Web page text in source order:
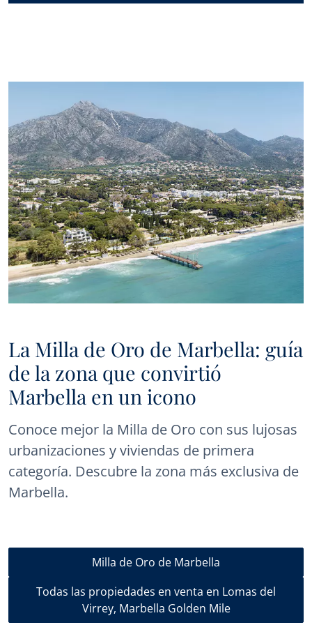
enviaremos periódicamente información sobre la evolución del
mercado inmobiliario de Marbella, noticias interesantes sobre
tipos de propiedades particulares, nuevas ofertas disponibles,
nuevas propiedades en el mercado, y Panorama le ofrecerá
estas a través de correo electrónico u otras plataformas de
comunicación..
La Milla de Oro de Marbella: guía
de la zona que convirtió
Marbella en un icono
Conoce mejor la Milla de Oro con sus lujosas
urbanizaciones y viviendas de primera
categoría. Descubre la zona más exclusiva de
Marbella.
Milla de Oro de Marbella
Todas las propiedades en venta en Lomas del
Virrey, Marbella Golden Mile